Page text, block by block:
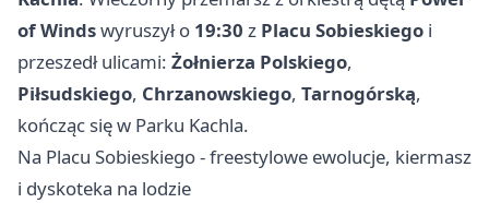
of Windswyruszył o 19:30 z Placu Sobieskiego i
przeszedł ulicami: Żołnierza Polskiego,
Piłsudskiego, Chrzanowskiego, Tarnogórską,
kończąc się w Parku Kachla.
Na Placu Sobieskiego - freestylowe ewolucje, kiermasz
i dyskoteka na lodzie